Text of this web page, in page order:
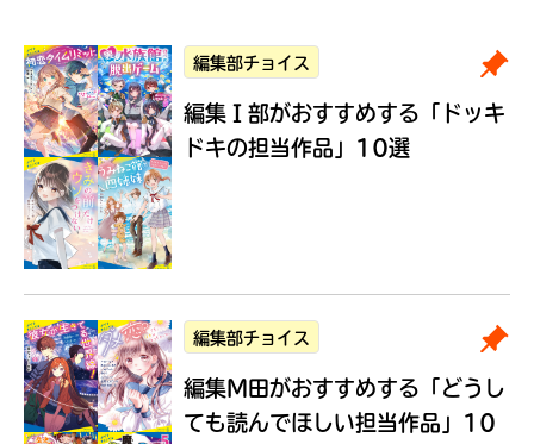
編集部チョイス
編集Ｉ部がおすすめする 「ドッキ
ドキの担当作品」10選
編集部チョイス
編集M田がおすすめする 「どうし
ても読んでほしい担当作品」10